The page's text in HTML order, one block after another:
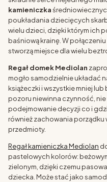
kamieniczka
poukładania dziecięcych
wielu dzieci, dzięki którym ich
baśniową krainę. W
stworzą miejsce dla wielu
Regał domek Mediolan
mogło samodzielnie układać
książeczki i wszystkie mniej
pozoru niewinna czynność,
podejmowanie decyzji co i
również zachowania porządku
przedmioty.
Regał kamieniczka Mediolan
pastelowych kolorów:
zielonym, dzięki czemu
dziecka. Może stać jako